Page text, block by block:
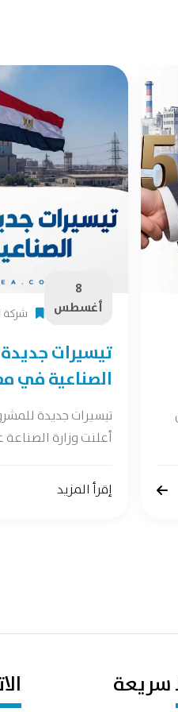
8
أغسطس
شركة
تيسيرات
الصناعية في
تيسيرات جديدة
أعلنت وزارة
إقرأ المزيد
سريعة